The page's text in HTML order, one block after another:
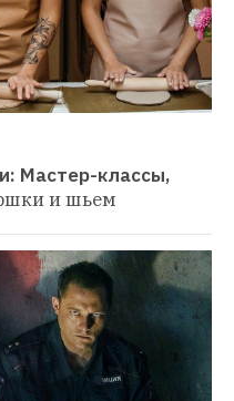
Мастер-классы,
и шьем